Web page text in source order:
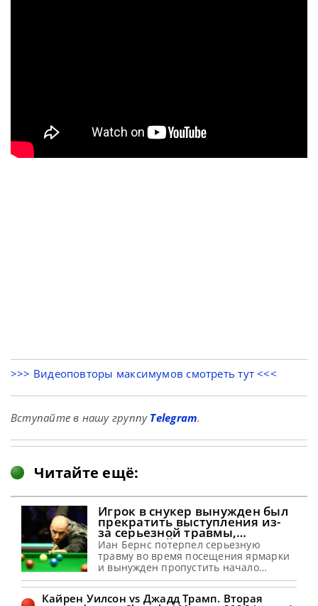
>>> Видеоповторы максимумов смотреть тут <<<
Вступайте в нашу группу Telegram.
Читайте ещё:
Игрок в снукер вынужден был
прекратить выступления из-
за серьезной травмы,
полученной на аттракционе
Иан Бернс потерпел серьезную
травму во время посещения ярмарки
и вынужден пропустить начало
снукерного сезона 2026-27, сообщает
metrouk Иан Бернс провел две недели
в постельном режиме и был вынужден
Кайрен Уилсон vs Джадд Трамп. Вторая